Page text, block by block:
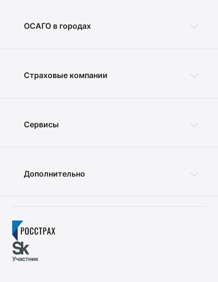
ОСАГО в городах
Страховые компании
Сервисы
Дополнительно